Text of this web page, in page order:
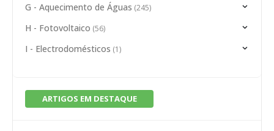
G - Aquecimento de Águas (245)
H - Fotovoltaico (56)
I - Electrodomésticos (1)
ARTIGOS EM DESTAQUE